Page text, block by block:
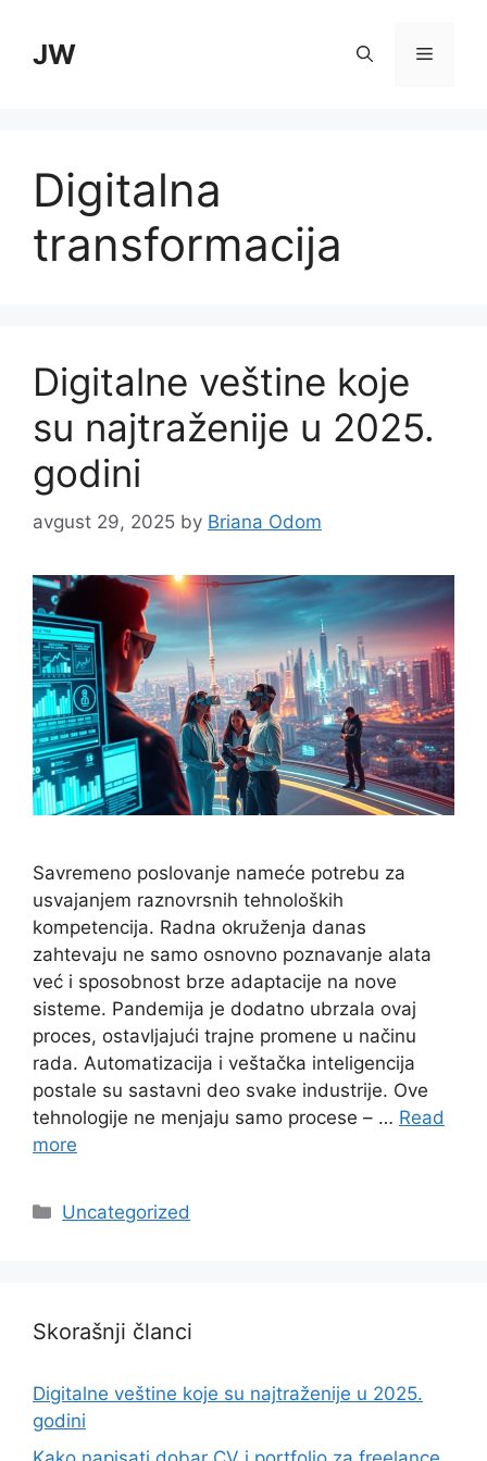
content
JW Menu
Digitalna
transformacija
Digitalne veštine koje
su najtraženije u 2025.
godini
avgust 29, 2025 by Briana Odom
Savremeno poslovanje nameće potrebu za
usvajanjem raznovrsnih tehnoloških
kompetencija. Radna okruženja danas
zahtevaju ne samo osnovno poznavanje alata
već i sposobnost brze adaptacije na nove
sisteme. Pandemija je dodatno ubrzala ovaj
proces, ostavljajući trajne promene u načinu
rada. Automatizacija i veštačka inteligencija
postale su sastavni deo svake industrije. Ove
tehnologije ne menjaju samo procese – … Read
more
Categories
Uncategorized
Skorašnji članci
Digitalne veštine koje su najtraženije u 2025.
godini